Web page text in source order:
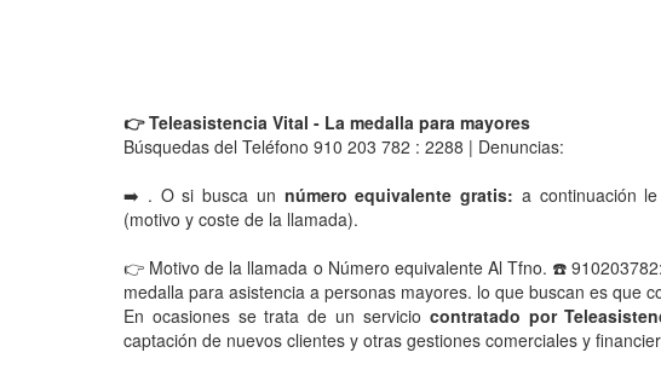
👉 Teleasistencia Vital - La medalla para mayores
Búsquedas del Teléfono 910 203 782 : 2288 | Denuncias:
➡️ . O si busca un número equivalente gratis: a continuación le
(motivo y coste de la llamada).
👉 Motivo de la llamada o Número equivalente Al Tfno. ☎️
medalla para asistencia a personas mayores. lo que buscan es que
En ocasiones se trata de un servicio contratado por
captación de nuevos clientes y otras gestiones comerciales y